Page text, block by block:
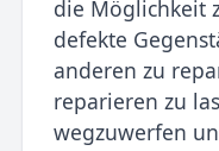
die Möglichkeit
defekte
anderen zu
reparieren zu
wegzuwerfen